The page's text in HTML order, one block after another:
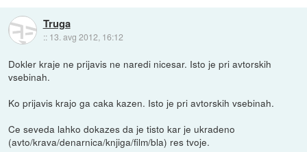
Truga
:: 13. avg 2012, 16:12
Dokler kraje ne prijavis ne naredi nicesar. Isto je pri avtorskih
vsebinah.
Ko prijavis krajo ga caka kazen. Isto je pri avtorskih vsebinah.
Ce seveda lahko dokazes da je tisto kar je ukradeno
(avto/krava/denarnica/knjiga/film/bla) res tvoje.